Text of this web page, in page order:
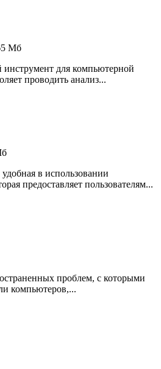
Мб
для компьютерной
проводить анализ...
в использовании
предоставляет пользователям...
проблем, с которыми
компьютеров,...